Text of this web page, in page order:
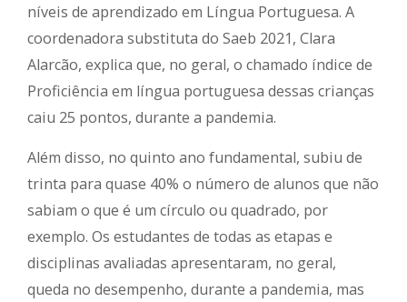
níveis de aprendizado em Língua Portuguesa. A
coordenadora substituta do Saeb 2021, Clara
Alarcão, explica que, no geral, o chamado índice de
Proficiência em língua portuguesa dessas crianças
caiu 25 pontos, durante a pandemia.
Além disso, no quinto ano fundamental, subiu de
trinta para quase 40% o número de alunos que não
sabiam o que é um círculo ou quadrado, por
exemplo. Os estudantes de todas as etapas e
disciplinas avaliadas apresentaram, no geral,
queda no desempenho, durante a pandemia, mas